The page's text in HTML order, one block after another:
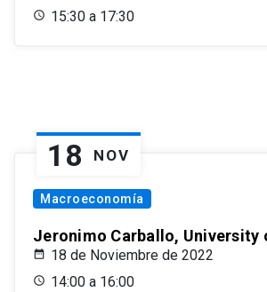
15:30 a 17:30
18 NOV
Macroeconomía
Jeronimo Carballo, University
18 de Noviembre de 2022
14:00 a 16:00